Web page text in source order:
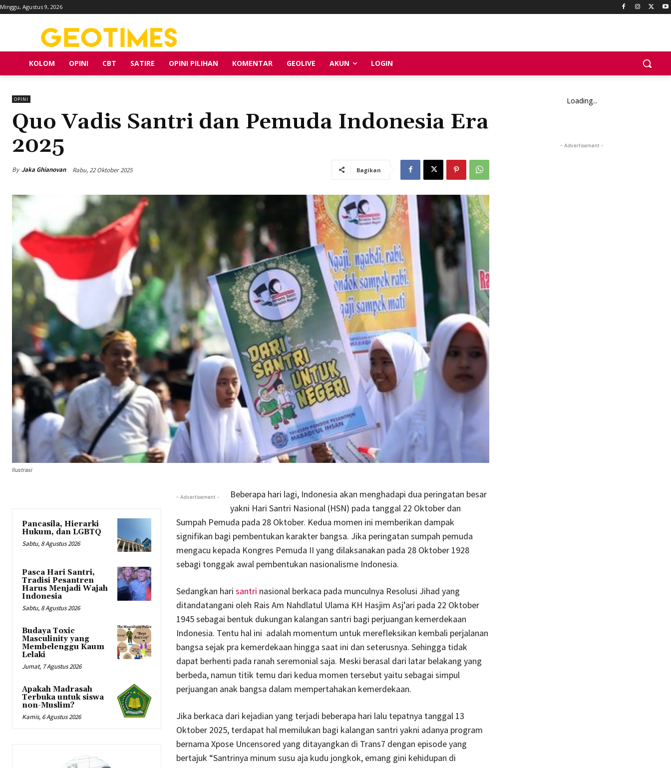
Minggu, Agustus 9, 2026
KOLOM OPINI CBT SATIRE OPINI PILIHAN KOMENTAR GEOLIVE AKUN LOGIN
OPINI
Quo Vadis Santri dan Pemuda Indonesia Era
2025
By Jaka Ghianovan Rabu, 22 Oktober 2025 Bagikan
Ilustrasi
Pancasila, Hierarki
Hukum, dan LGBTQ
Sabtu, 8 Agustus 2026
Pasca Hari Santri,
Tradisi Pesantren
Harus Menjadi Wajah
Indonesia
Sabtu, 8 Agustus 2026
Budaya Toxic
Masculinity yang
Membelenggu Kaum
Lelaki
Jumat, 7 Agustus 2026
Apakah Madrasah
Terbuka untuk siswa
non-Muslim?
Kamis, 6 Agustus 2026
- Advertisement -
Beberapa hari lagi, Indonesia akan menghadapi dua peringatan besar
yakni Hari Santri Nasional (HSN) pada tanggal 22 Oktober dan
Sumpah Pemuda pada 28 Oktober. Kedua momen ini memberikan dampak
signifikan bagi pembentukan karakter bangsa. Jika peringatan sumpah pemuda
mengacu kepada Kongres Pemuda II yang dilaksanakan pada 28 Oktober 1928
sebagi tonggak awal pembentukan nasionalisme Indonesia.
Sedangkan hari santri nasional berkaca pada munculnya Resolusi Jihad yang
ditandatangani oleh Rais Am Nahdlatul Ulama KH Hasjim Asj’ari pada 22 Oktober
1945 sebagai bentuk dukungan kalangan santri bagi perjuangan kemerdekaan
Indonesia. Tentu hal ini adalah momentum untuk merefleksikan kembali perjalanan
bangsa sejak pra kemerdekaan hingga saat ini dan seterusnya. Sehingga tidak
dapat berhenti pada ranah seremonial saja. Meski berasal dari latar belakang yang
berbeda, namun titik temu dari kedua momen tersebut yaitu sebagai simpul
perjuangan anak bangsa dalam mempertahakan kemerdekaan.
Jika berkaca dari kejadian yang terjadi beberapa hari lalu tepatnya tanggal 13
Oktober 2025, terdapat hal memilukan bagi kalangan santri yakni adanya program
bernama Xpose Uncensored yang ditayangkan di Trans7 dengan episode yang
bertajuk “Santrinya minum susu aja kudu jongkok, emang gini kehidupan di
Loading...
- Advertisement -